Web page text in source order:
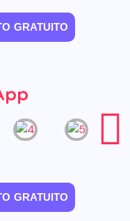
GRATUITO
GRATUITO